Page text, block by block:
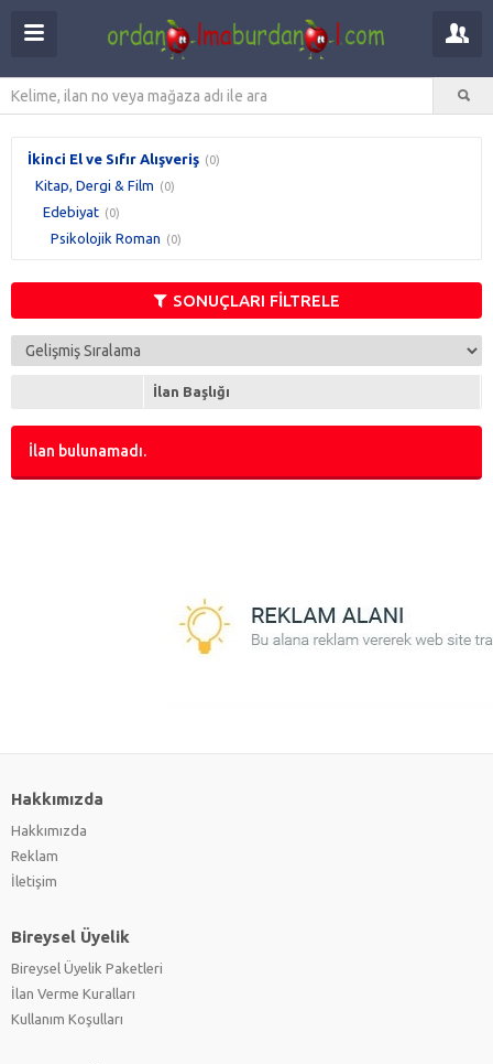
İkinci El ve Sıfır Alışveriş (0)
Kitap, Dergi & Film (0)
Edebiyat (0)
Psikolojik Roman (0)
SONUÇLARI FİLTRELE
İlan Başlığı
İlan bulunamadı.
Hakkımızda
Hakkımızda
Reklam
İletişim
Bireysel Üyelik
Bireysel Üyelik Paketleri
İlan Verme Kuralları
Kullanım Koşulları